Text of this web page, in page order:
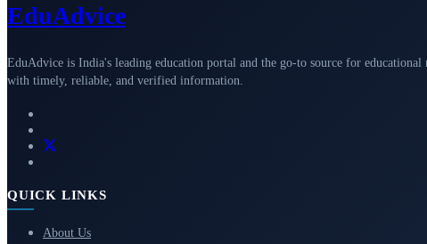
EduAdvice
EduAdvice is India's leading education portal and the go-to source for educational
with timely, reliable, and verified information.
QUICK LINKS
About Us